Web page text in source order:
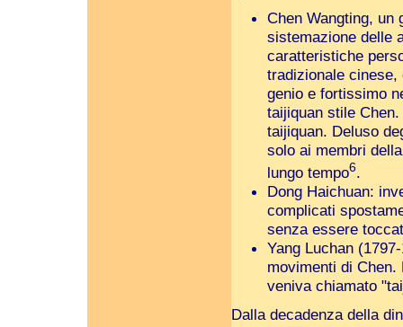
Chen Wangting, un
sistemazione delle
caratteristiche
tradizionale cinese,
genio e fortissimo
taijiquan stile
taijiquan. Deluso
solo ai membri
lungo tempo6.
Dong Haichuan:
complicati
senza essere
Yang Luchan
movimenti di
veniva chiamato
Dalla decadenza della